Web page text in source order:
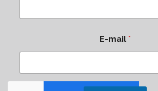
E-mail *